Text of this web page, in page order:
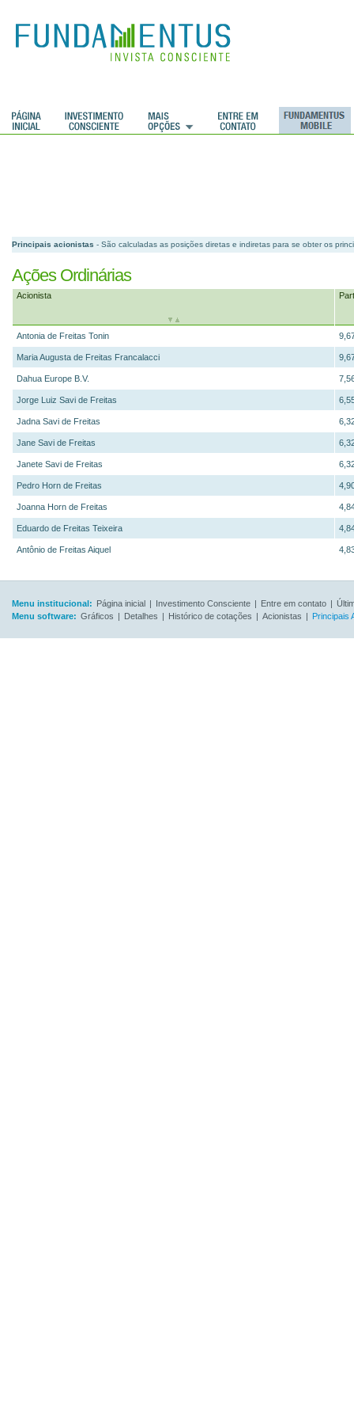
Principais acionistas - São calculadas as posições diretas e indiretas para se obter os
Ações Ordinárias
Acionista
Antonia de Freitas Tonin
Maria Augusta de Freitas Francalacci
Dahua Europe B.V.
Jorge Luiz Savi de Freitas
Jadna Savi de Freitas
Jane Savi de Freitas
Janete Savi de Freitas
Pedro Horn de Freitas
Joanna Horn de Freitas
Eduardo de Freitas Teixeira
Antônio de Freitas Aiquel
Menu institucional: Página inicial | Investimento Consciente | Entre em contato |
Menu software: Gráficos | Detalhes | Histórico de cotações | Acionistas | Principais